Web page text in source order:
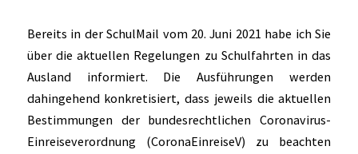
Bereits in der SchulMail vom 20. Juni 2021 habe ich Sie
über die aktuellen Regelungen zu Schulfahrten in das
Ausland informiert. Die Ausführungen werden
dahingehend konkretisiert, dass jeweils die aktuellen
Bestimmungen der bundesrechtlichen Coronavirus-
Einreiseverordnung (CoronaEinreiseV) zu beachten